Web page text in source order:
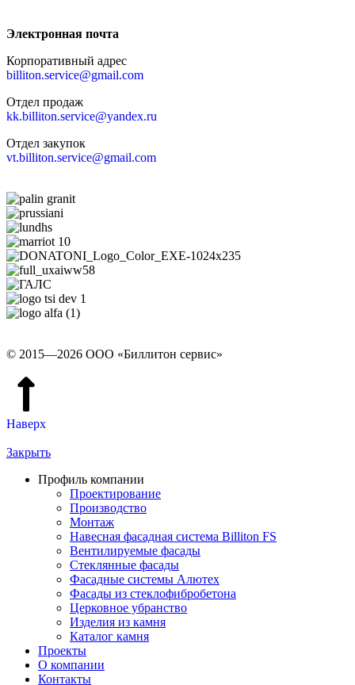
Электронная почта
Корпоративный адрес
billiton.service@gmail.com
Отдел продаж
kk.billiton.service@yandex.ru
Отдел закупок
vt.billiton.service@gmail.com
© 2015—2026 ООО «Биллитон сервис»
Наверх
Закрыть
Профиль компании
Проектирование
Производство
Монтаж
Навесная фасадная система Billiton FS
Вентилируемые фасады
Стеклянные фасады
Фасадные системы Алютех
Фасады из стеклофибробетона
Церковное убранство
Изделия из камня
Каталог камня
Проекты
О компании
Контакты